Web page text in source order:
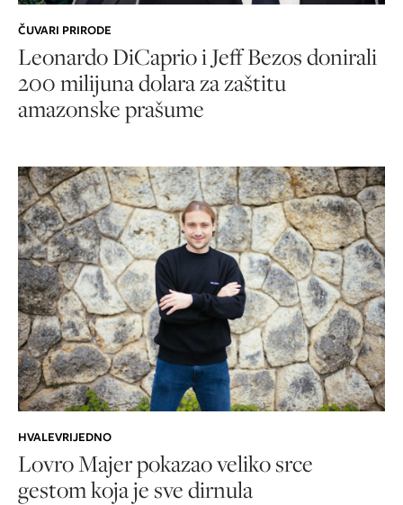
ČUVARI PRIRODE
Leonardo DiCaprio i Jeff Bezos donirali
200 milijuna dolara za zaštitu
amazonske prašume
HVALEVRIJEDNO
Lovro Majer pokazao veliko srce
gestom koja je sve dirnula